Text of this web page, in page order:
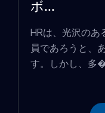
ボ...
HRは、光沢のあ
員であろうと、
す。しかし、多